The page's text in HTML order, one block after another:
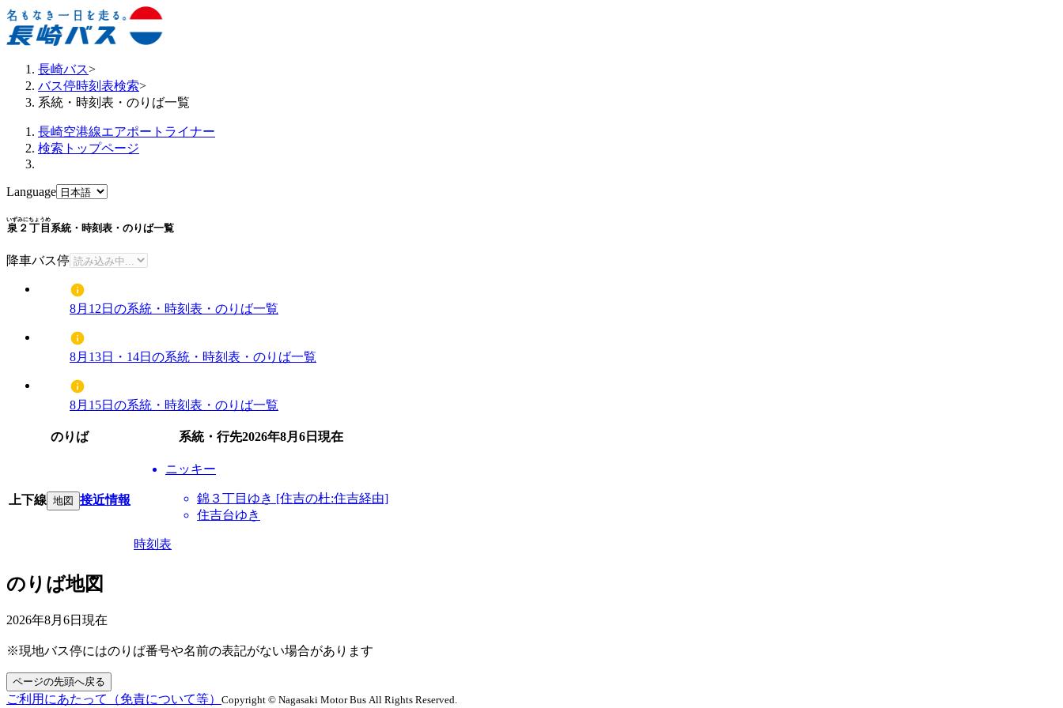
長崎バス>
バス停時刻表検索>
系統・時刻表・のりば一覧
長崎空港線エアポートライナー
検索トップページ
Language
泉２丁目
いずみにちょうめ
系統・時刻表・のりば一覧
降車バス停
8月12日の系統・時刻表・のりば一覧
8月13日・14日の系統・時刻表・のりば一覧
8月15日の系統・時刻表・のりば一覧
のりば 系統・行先2026年8月6日 現在
上下線 地図 接近情報
ニッキー
錦３丁目ゆき [住吉の杜:住吉経由]
住吉台ゆき
時刻表
のりば地図
2026年8月6日 現在
※現地バス停にはのりば番号や名前の表記がない場合があります
ページの先頭へ戻る
ご利用にあたって（免責について等） Copyright © Nagasaki Motor Bus All Rights Reserved.